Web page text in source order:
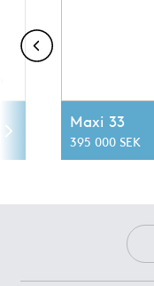
Maxi 33
395 000 SEK